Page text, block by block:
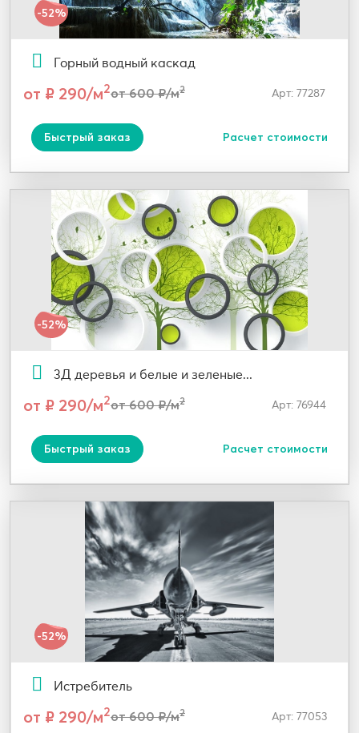
-52%
Горный водный каскад
от ₽ 290/м2от 600 ₽/м2 Арт: 77287
Быстрый заказ Расчет стоимости
-52%
3Д деревья и белые и зеленые...
от ₽ 290/м2от 600 ₽/м2 Арт: 76944
Быстрый заказ Расчет стоимости
-52%
Истребитель
от ₽ 290/м2от 600 ₽/м2 Арт: 77053